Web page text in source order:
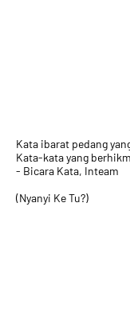
Kata ibarat pedang
Kata-kata yang
- Bicara Kata, Inteam
(Nyanyi Ke Tu?)